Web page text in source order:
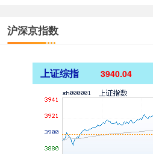
沪深京指数
上证综指 3940.04